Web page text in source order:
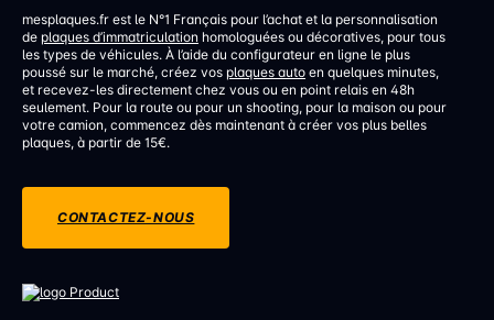
mesplaques.fr est le N°1 Français pour l’achat et la personnalisation
de plaques d’immatriculation homologuées ou décoratives, pour tous
les types de véhicules. À l’aide du configurateur en ligne le plus
poussé sur le marché, créez vos plaques auto en quelques minutes,
et recevez-les directement chez vous ou en point relais en 48h
seulement. Pour la route ou pour un shooting, pour la maison ou pour
votre camion, commencez dès maintenant à créer vos plus belles
plaques, à partir de 15€.
CONTACTEZ-NOUS